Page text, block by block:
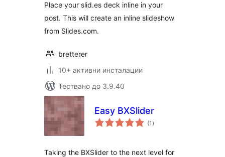
Place your slid.es deck inline in your
post. This will create an inline slideshow
from Slides.com.
bretterer
10+ активни инсталации
Тествано до 3.9.40
Easy BXSlider
(1 общо
оценки
)
Taking the BXSlider to the next level for